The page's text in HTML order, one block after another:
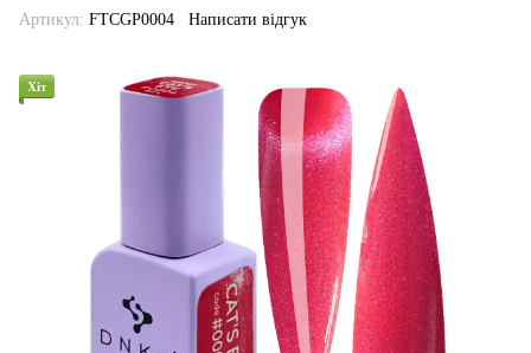
Артикул: FTCGP0004 Написати відгук
Хіт